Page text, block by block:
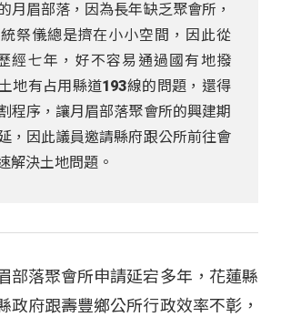
月眉部落，因為長年缺乏聚會所，
祭儀總是擠在小小空間，因此從
經七年，好不容易通過國有地撥
地有占用縣道193線的問題，還得
程序，讓月眉部落聚會所的興建期
，因此議員邀請縣府跟公所前往會
解決土地問題。
部落聚會所申請延宕多年，花蓮縣
政府跟壽豐鄉公所行政效率不彰，